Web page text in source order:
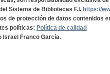
Sistema de Bibliotecas F.I. https://
de protección de datos contenidos
políticas: Política de calidad
Israel Franco García.